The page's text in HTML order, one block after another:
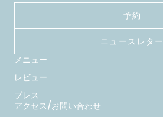
予約
ニュースレター
メニュー
レビュー
プレス
アクセス/お問い合わせ